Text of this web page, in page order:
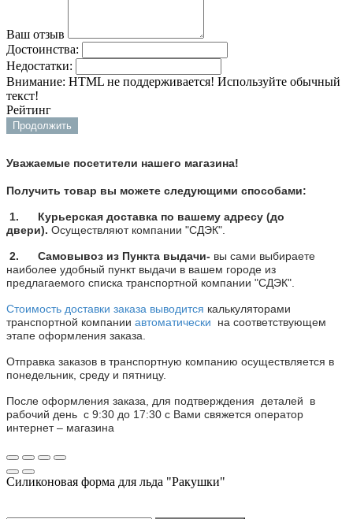
Ваш отзыв
Достоинства:
Недостатки:
Внимание: HTML не поддерживается! Используйте обычный
текст!
Рейтинг
Продолжить
Уважаемые посетители нашего магазина!
Получить товар вы можете следующими способами:
1. Курьерская доставка по вашему адресу (до
двери). Осуществляют компании "СДЭК".
2. Самовывоз из Пункта выдачи- вы сами выбираете
наиболее удобный пункт выдачи в вашем городе из
предлагаемого списка транспортной компании "СДЭК".
Стоимость доставки заказа выводится калькуляторами
транспортной компании автоматически на соответствующем
этапе оформления заказа.
Отправка заказов в транспортную компанию осуществляется в
понедельник, среду и пятницу.
После оформления заказа, для подтверждения деталей в
рабочий день с 9:30 до 17:30 с Вами свяжется оператор
интернет – магазина
Силиконовая форма для льда "Ракушки"